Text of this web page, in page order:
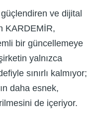
güçlendiren ve dijital
KARDEMİR,
bir güncellemeye
yalnızca
sınırlı kalmıyor;
daha esnek,
de içeriyor.